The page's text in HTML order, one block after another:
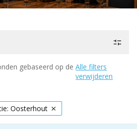
gebaseerd op de Alle filters
verwijderen
Oosterhout